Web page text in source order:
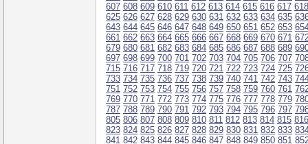
607 608 609 610 611 612 613 614 615 616 617 618
625 626 627 628 629 630 631 632 633 634 635
643 644 645 646 647 648 649 650 651 652 653
661 662 663 664 665 666 667 668 669 670 671
679 680 681 682 683 684 685 686 687 688 689
697 698 699 700 701 702 703 704 705 706 707
715 716 717 718 719 720 721 722 723 724 725
733 734 735 736 737 738 739 740 741 742 743
751 752 753 754 755 756 757 758 759 760 761
769 770 771 772 773 774 775 776 777 778 779
787 788 789 790 791 792 793 794 795 796 797
805 806 807 808 809 810 811 812 813 814 815 816
823 824 825 826 827 828 829 830 831 832 833
841 842 843 844 845 846 847 848 849 850 851